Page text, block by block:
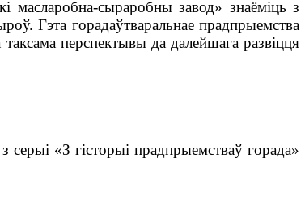
масларобна-сыраробны завод» знаёміць з
Гэта горадаўтваральнае прадпрыемства
перспектывы да далейшага развіцця
серыі «З гісторыі прадпрыемстваў горада»